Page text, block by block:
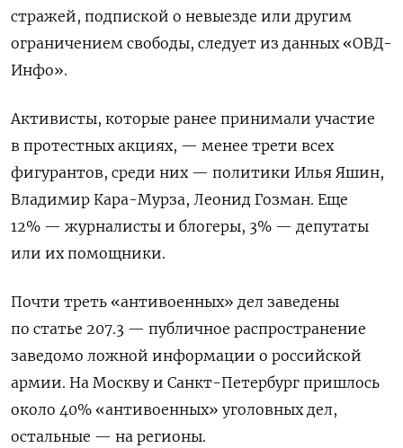
стражей, подпиской о невыезде или другим
ограничением свободы, следует из данных «ОВД-
Инфо».
Активисты, которые ранее принимали участие
в протестных акциях, — менее трети всех
фигурантов, среди них — политики Илья Яшин,
Владимир Кара-Мурза, Леонид Гозман. Еще
12% — журналисты и блогеры, 3% — депутаты
или их помощники.
Почти треть «антивоенных» дел заведены
по статье 207.3 — публичное распространение
заведомо ложной информации о российской
армии. На Москву и Санкт-Петербург пришлось
около 40% «антивоенных» уголовных дел,
остальные — на регионы.